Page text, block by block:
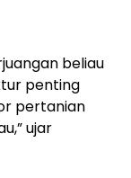
beliau
penting
pertanian
ujar